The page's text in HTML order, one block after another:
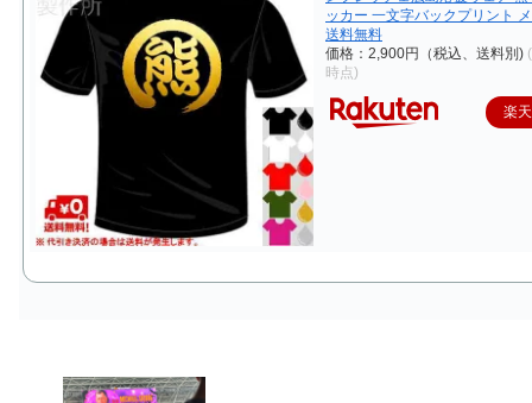
ッカー 一文字バックプリント
送料無料
価格：2,900円（税込、送料別)
時点)
楽